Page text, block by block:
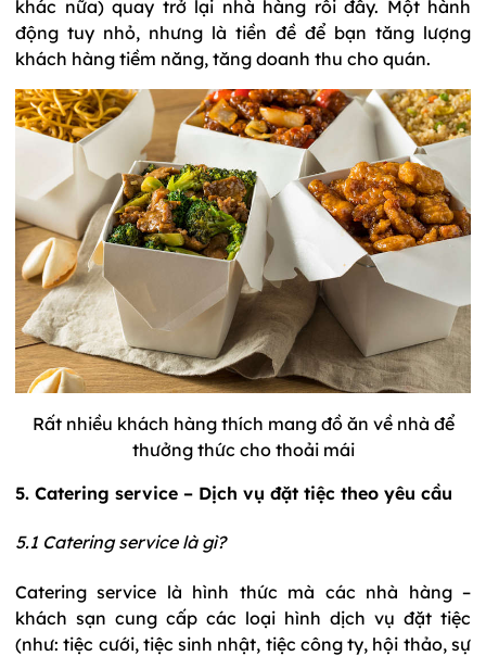
khác nữa) quay trở lại nhà hàng rồi đấy. Một hành
động tuy nhỏ, nhưng là tiền đề để bạn tăng lượng
khách hàng tiềm năng, tăng doanh thu cho quán.
Rất nhiều khách hàng thích mang đồ ăn về nhà để
thưởng thức cho thoải mái
5. Catering service – Dịch vụ đặt tiệc theo yêu cầu
5.1 Catering service là gì?
Catering service là hình thức mà các nhà hàng –
khách sạn cung cấp các loại hình dịch vụ đặt tiệc
(như: tiệc cưới, tiệc sinh nhật, tiệc công ty, hội thảo, sự